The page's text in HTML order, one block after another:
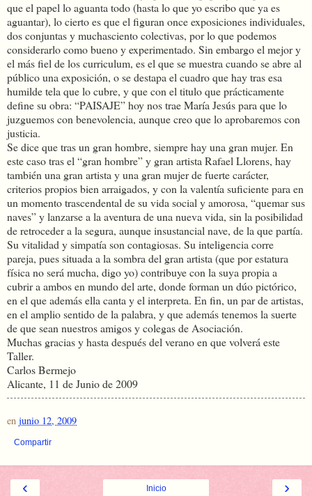
que el papel lo aguanta todo (hasta lo que yo escribo que ya es
aguantar), lo cierto es que el figuran once exposiciones individuales,
dos conjuntas y muchasciento colectivas, por lo que podemos
considerarlo como bueno y experimentado. Sin embargo el mejor y
el más fiel de los curriculum, es el que se muestra cuando se abre al
público una exposición, o se destapa el cuadro que hay tras esa
humilde tela que lo cubre, y que con el titulo que prácticamente
define su obra: “PAISAJE” hoy nos trae María Jesús para que lo
juzguemos con benevolencia, aunque creo que lo aprobaremos con
justicia.
Se dice que tras un gran hombre, siempre hay una gran mujer. En
este caso tras el “gran hombre” y gran artista Rafael Llorens, hay
también una gran artista y una gran mujer de fuerte carácter,
criterios propios bien arraigados, y con la valentía suficiente para en
un momento trascendental de su vida social y amorosa, “quemar sus
naves” y lanzarse a la aventura de una nueva vida, sin la posibilidad
de retroceder a la segura, aunque insustancial nave, de la que partía.
Su vitalidad y simpatía son contagiosas. Su inteligencia corre
pareja, pues situada a la sombra del gran artista (que por estatura
física no será mucha, digo yo) contribuye con la suya propia a
cubrir a ambos en mundo del arte, donde forman un dúo pictórico,
en el que además ella canta y el interpreta. En fin, un par de artistas,
en el amplio sentido de la palabra, y que además tenemos la suerte
de que sean nuestros amigos y colegas de Asociación.
Muchas gracias y hasta después del verano en que volverá este
Taller.
Carlos Bermejo
Alicante, 11 de Junio de 2009
en junio 12, 2009
Compartir
‹ ›
Inicio